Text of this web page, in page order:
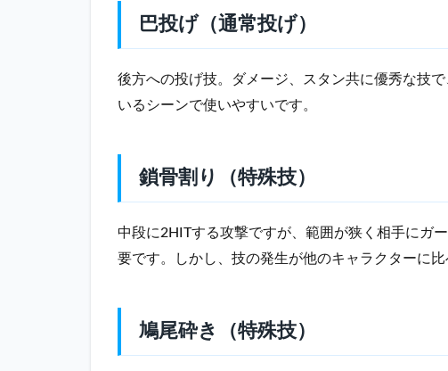
殊
技）
鳩尾
砕き
（V
スキ
電刃
練気
（V
巴投げ（通常投げ）
後方への投げ技。ダメージ、スタン共に優秀な技
いるシーンで使いやすいです。
鎖骨割り（特殊技）
中段に2HITする攻撃ですが、範囲が狭く相手にガ
要です。しかし、技の発生が他のキャラクターに比
鳩尾砕き（特殊技）